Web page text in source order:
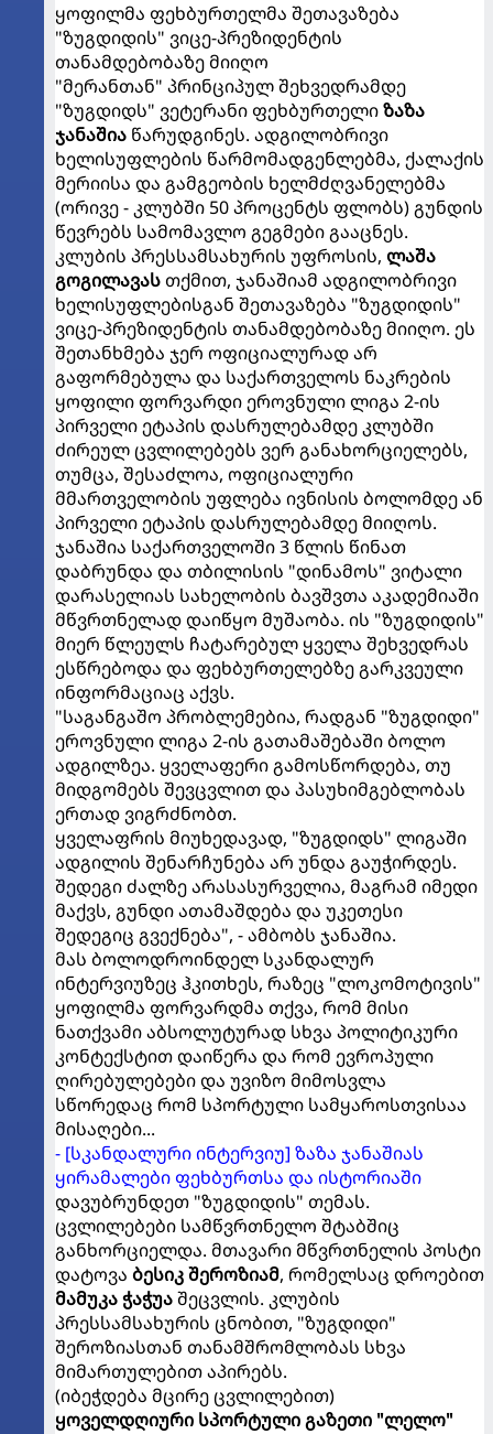
ყოფილმა ფეხბურთელმა შეთავაზება
"ზუგდიდის" ვიცე-პრეზიდენტის
თანამდებობაზე მიიღო
"მერანთან" პრინციპულ შეხვედრამდე
"ზუგდიდს" ვეტერანი ფეხბურთელიზაზა
ჯანაშია წარუდგინეს. ადგილობრივი
ხელისუფლების წარმომადგენლებმა, ქალაქის
მერიისა და გამგეობის ხელმძღვანელებმა
(ორივე - კლუბში 50 პროცენტს ფლობს) გუნდის
წევრებს სამომავლო გეგმები გააცნეს.
კლუბის პრესსამსახურის უფროსის, ლაშა
გოგილავასთქმით, ჯანაშიამ ადგილობრივი
ხელისუფლებისგან შეთავაზება "ზუგდიდის"
ვიცე-პრეზიდენტის თანამდებობაზე მიიღო. ეს
შეთანხმება ჯერ ოფიციალურად არ
გაფორმებულა და საქართველოს ნაკრების
ყოფილი ფორვარდი ეროვნული ლიგა 2-ის
პირველი ეტაპის დასრულებამდე კლუბში
ძირეულ ცვლილებებს ვერ განახორციელებს,
თუმცა, შესაძლოა, ოფიციალური
მმართველობის უფლება ივნისის ბოლომდე ან
პირველი ეტაპის დასრულებამდე მიიღოს.
ჯანაშია საქართველოში 3 წლის წინათ
დაბრუნდა და თბილისის "დინამოს" ვიტალი
დარასელიას სახელობის ბავშვთა აკადემიაში
მწვრთნელად დაიწყო მუშაობა. ის "ზუგდიდის"
მიერ წლეულს ჩატარებულ ყველა შეხვედრას
ესწრებოდა და ფეხბურთელებზე გარკვეული
ინფორმაციაც აქვს.
"საგანგაშო პრობლემებია, რადგან "ზუგდიდი"
ეროვნული ლიგა 2-ის გათამაშებაში ბოლო
ადგილზეა. ყველაფერი გამოსწორდება, თუ
მიდგომებს შევცვლით და პასუხიმგებლობას
ერთად ვიგრძნობთ.
ყველაფრის მიუხედავად, "ზუგდიდს" ლიგაში
ადგილის შენარჩუნება არ უნდა გაუჭირდეს.
შედეგი ძალზე არასასურველია, მაგრამ იმედი
მაქვს, გუნდი ათამაშდება და უკეთესი
შედეგიც გვექნება", - ამბობს ჯანაშია.
მას ბოლოდროინდელ სკანდალურ
ინტერვიუზეც ჰკითხეს, რაზეც "ლოკომოტივის"
ყოფილმა ფორვარდმა თქვა, რომ მისი
ნათქვამი აბსოლუტურად სხვა პოლიტიკური
კონტექსტით დაიწერა და რომ ევროპული
ღირებულებები და უვიზო მიმოსვლა
სწორედაც რომ სპორტული სამყაროსთვისაა
მისაღები...
- [სკანდალური ინტერვიუ] ზაზა ჯანაშიას
ყირამალები ფეხბურთსა და ისტორიაში
დავუბრუნდეთ "ზუგდიდის" თემას.
ცვლილებები სამწვრთნელო შტაბშიც
განხორციელდა. მთავარი მწვრთნელის პოსტი
დატოვა ბესიკ შეროზიამ, რომელსაც დროებით
მამუკა ჭაჭუაშეცვლის. კლუბის
პრესსამსახურის ცნობით, "ზუგდიდი"
შეროზიასთან თანამშრომლობას სხვა
მიმართულებით აპირებს.
(იბეჭდება მცირე ცვლილებით)
ყოველდღიური სპორტული გაზეთი "ლელო"